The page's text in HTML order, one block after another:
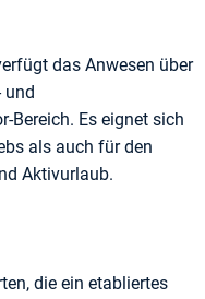
das Anwesen über
und
Bereich. Es eignet sich
als auch für den
Aktivurlaub.
die ein etabliertes